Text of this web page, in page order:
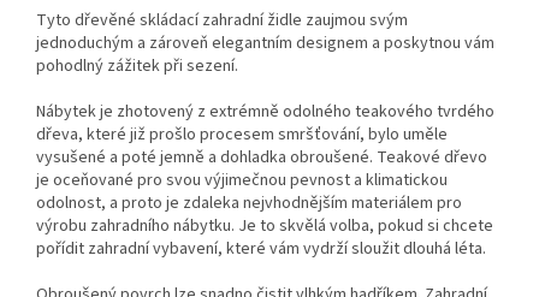
Tyto dřevěné skládací zahradní židle zaujmou svým
jednoduchým a zároveň elegantním designem a poskytnou vám
pohodlný zážitek při sezení.
Nábytek je zhotovený z extrémně odolného teakového tvrdého
dřeva, které již prošlo procesem smršťování, bylo uměle
vysušené a poté jemně a dohladka obroušené. Teakové dřevo
je oceňované pro svou výjimečnou pevnost a klimatickou
odolnost, a proto je zdaleka nejvhodnějším materiálem pro
výrobu zahradního nábytku. Je to skvělá volba, pokud si chcete
pořídit zahradní vybavení, které vám vydrží sloužit dlouhá léta.